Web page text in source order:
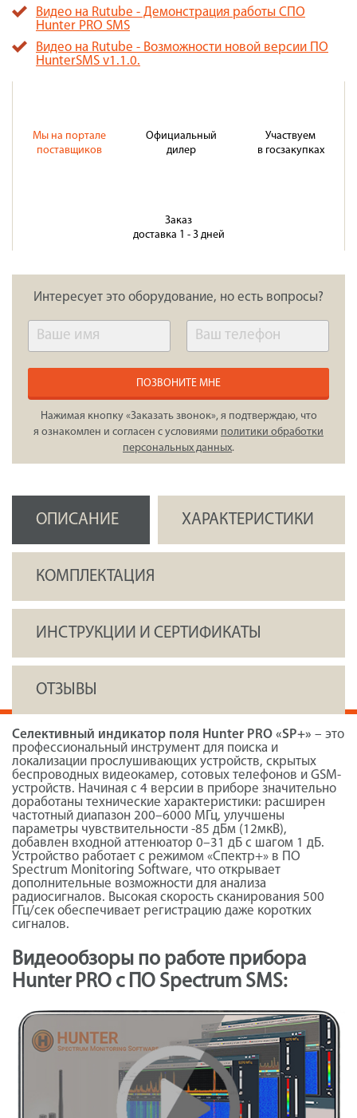
Видео на Rutube - Демонстрация работы СПО
Hunter PRO SMS
Видео на Rutube - Возможности новой версии ПО
HunterSMS v1.1.0.
Мы на портале
поставщиков
Официальный
дилер
Участвуем
в госзакупках
Заказ
доставка 1 - 3 дней
Интересует это оборудование, но есть вопросы?
ПОЗВОНИТЕ МНЕ
Нажимая кнопку «Заказать звонок», я подтверждаю, что
я ознакомлен и согласен с условиями политики обработки
персональных данных.
ОПИСАНИЕ ХАРАКТЕРИСТИКИ
КОМПЛЕКТАЦИЯ
ИНСТРУКЦИИ И СЕРТИФИКАТЫ
ОТЗЫВЫ
Селективный индикатор поля Hunter PRO «SP+» – это
профессиональный инструмент для поиска и
локализации прослушивающих устройств, скрытых
беспроводных видеокамер, сотовых телефонов и GSM-
устройств. Начиная с 4 версии в приборе значительно
доработаны технические характеристики: расширен
частотный диапазон 200–6000 МГц, улучшены
параметры чувствительности -85 дБм (12мкВ),
добавлен входной аттенюатор 0–31 дБ с шагом 1 дБ.
Устройство работает с режимом «Спектр+» в ПО
Spectrum Monitoring Software, что открывает
дополнительные возможности для анализа
радиосигналов. Высокая скорость сканирования 500
ГГц/сек обеспечивает регистрацию даже коротких
сигналов.
Видеообзоры по работе прибора
Hunter PRO с ПО Spectrum SMS: